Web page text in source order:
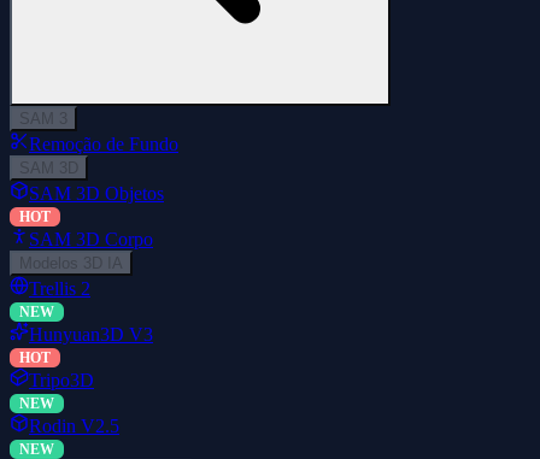
SAM 3
Remoção de Fundo
SAM 3D
SAM 3D Objetos
HOT
SAM 3D Corpo
Modelos 3D IA
Trellis 2
NEW
Hunyuan3D V3
HOT
Tripo3D
NEW
Rodin V2.5
NEW